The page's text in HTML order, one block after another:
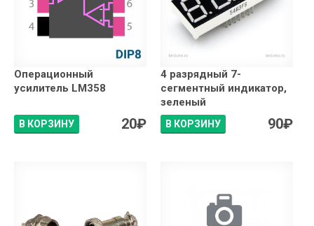
Операционный
усилитель LM358
В КОРЗИНУ 20₽
4 разрядный 7-
сегментный индикатор,
зеленый
В КОРЗИНУ 90₽